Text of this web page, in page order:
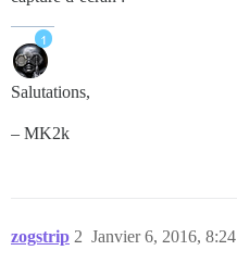
Salutations,
– MK2k
zogstrip Janvier 6, 2016, 8:24
2